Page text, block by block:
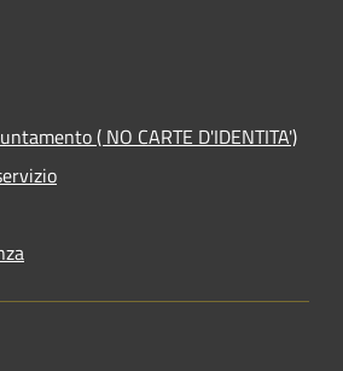
( NO CARTE D'IDENTITA')